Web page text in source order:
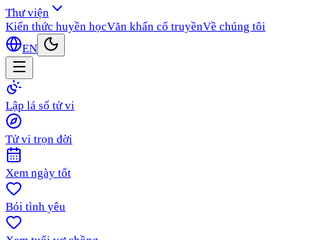
Thư viện
Kiến thức huyền họcVăn khấn cổ truyềnVề chúng tôi
EN
Lập lá số tử vi
Tử vi trọn đời
Xem ngày tốt
Bói tình yêu